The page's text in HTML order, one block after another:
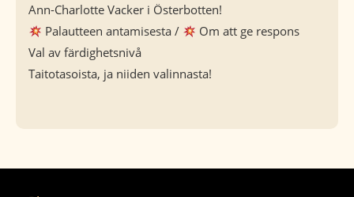
Ann-Charlotte Vacker i Österbotten!
Palautteen antamisesta /
Om att ge respons
Val av färdighetsnivå
Taitotasoista, ja niiden valinnasta!